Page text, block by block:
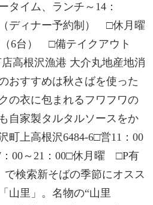
タイム、ランチ～14：
ディナー予約制） □休月曜
6台） □備テイクアウト
高根沢漁港 大介丸地産地消
おすすめは秋さばを使った
の衣に包まれるフワフワの
自家製タルタルソースをか
上高根沢6484-6□営11：00
：00～21：00□休月曜 □P有
で検索新そばの季節にオスス
山里」。名物の“山里